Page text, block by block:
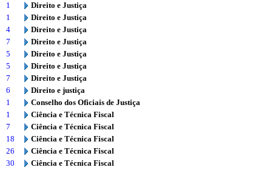
1
Direito e Justiça
1
Direito e Justiça
4
Direito e Justiça
7
Direito e Justiça
5
Direito e Justiça
5
Direito e Justiça
7
Direito e Justiça
6
Direito e justiça
1
Conselho dos Oficiais de Justiça
1
Ciência e Técnica Fiscal
7
Ciência e Técnica Fiscal
18
Ciência e Técnica Fiscal
26
Ciência e Técnica Fiscal
30
Ciência e Técnica Fiscal